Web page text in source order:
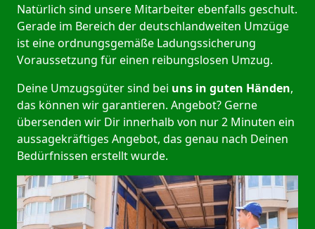
Natürlich sind unsere Mitarbeiter ebenfalls geschult.
Gerade im Bereich der deutschlandweiten Umzüge
ist eine ordnungsgemäße Ladungssicherung
Voraussetzung für einen reibungslosen Umzug.
Deine Umzugsgüter sind bei uns in guten Händen,
das können wir garantieren. Angebot? Gerne
übersenden wir Dir innerhalb von nur 2 Minuten ein
aussagekräftiges Angebot, das genau nach Deinen
Bedürfnissen erstellt wurde.